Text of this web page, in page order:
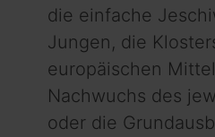
die einfache
Jungen, die
europäischen
Nachwuchs des
oder die